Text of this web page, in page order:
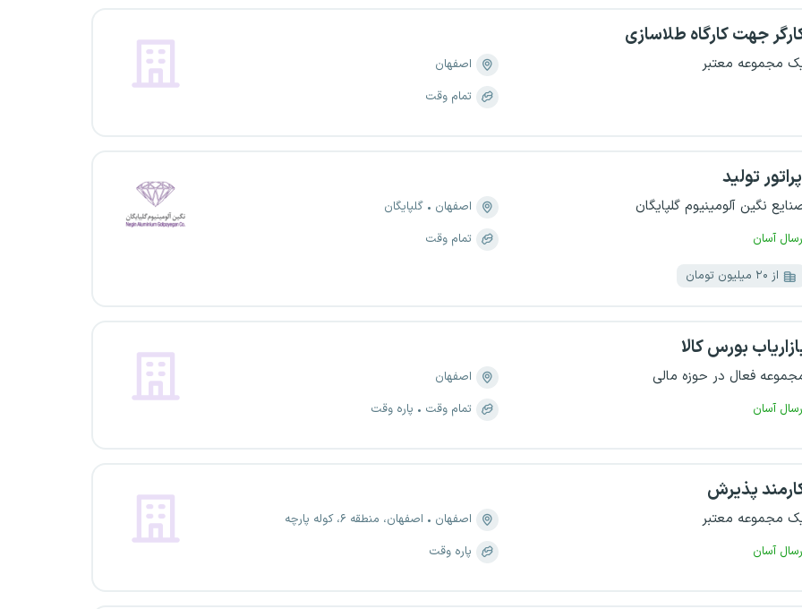
جهت کارگاه طلاسازی
مجموعه معتبر
اصفهان
تمام وقت
تولید
نگین آلومینیوم گلپایگان
آسان
اصفهان
گلپایگان
تمام وقت
از ۲۰ میلیون تومان
بورس کالا
فعال در حوزه مالی
آسان
اصفهان
تمام وقت
پاره وقت
پذیرش
مجموعه معتبر
آسان
اصفهان
اصفهان، منطقه ۶، کوله پارچه
پاره وقت